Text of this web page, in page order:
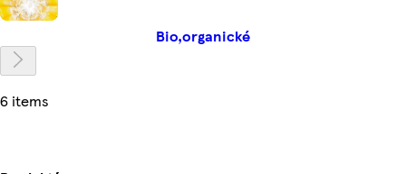
Bio,organické
6 items